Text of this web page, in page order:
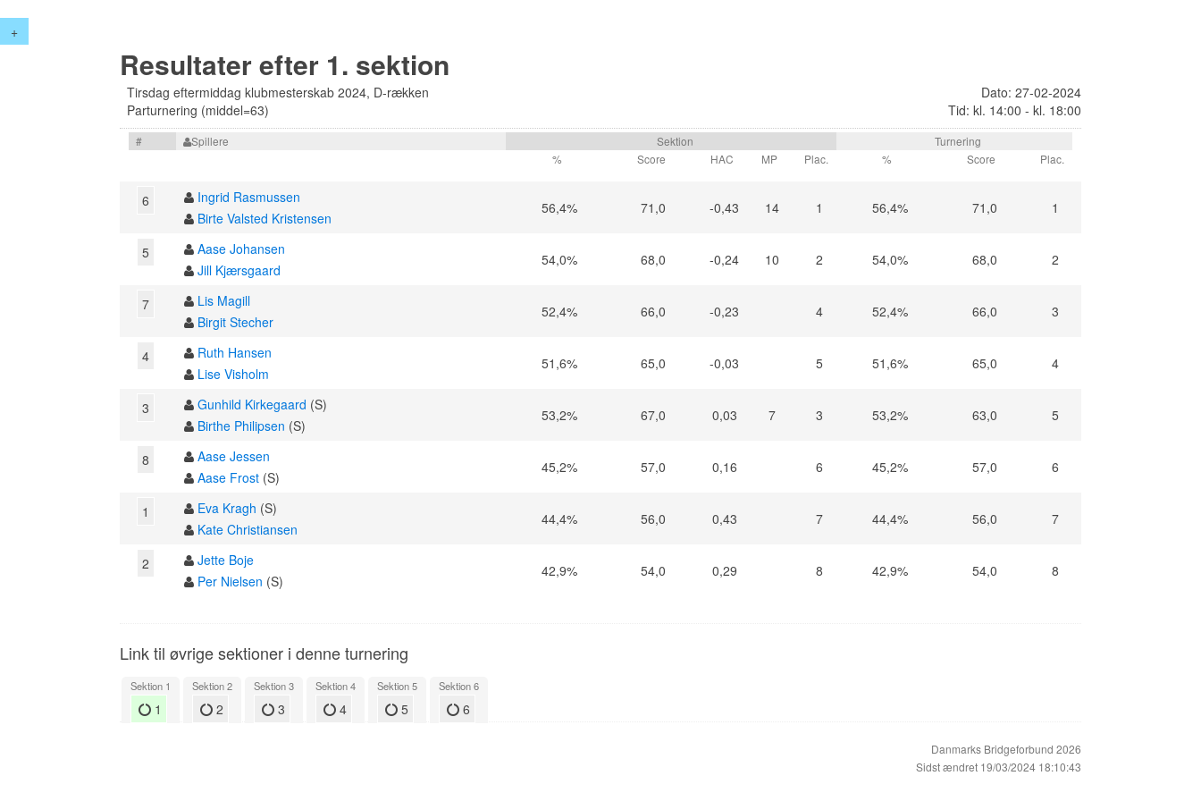
+
Resultater efter 1. sektion
Tirsdag eftermiddag klubmesterskab 2024, D-rækken
Parturnering (middel=63)
Dato: 27-02-2024
Tid: kl. 14:00 - kl. 18:00
# Spillere Sektion
Turnering
%
Score HAC MP Plac. % Score Plac.
6
Ingrid Rasmussen
Birte Valsted Kristensen
56,4% 71,0 -0,43 14 1 56,4% 71,0 1
5
Aase Johansen
Jill Kjærsgaard
54,0% 68,0 -0,24 10 2 54,0% 68,0 2
7
Lis Magill
Birgit Stecher
52,4% 66,0 -0,23 4 52,4% 66,0 3
4
Ruth Hansen
Lise Visholm
51,6% 65,0 -0,03 5 51,6% 65,0 4
3 Gunhild Kirkegaard (S)
Birthe Philipsen (S)
53,2% 67,0 0,03 7 3 53,2% 63,0 5
8
Aase Jessen
Aase Frost (S)
45,2% 57,0 0,16 6 45,2% 57,0 6
1 Eva Kragh (S)
Kate Christiansen
44,4% 56,0 0,43 7 44,4% 56,0 7
2
Jette Boje
Per Nielsen (S)
42,9% 54,0 0,29 8 42,9% 54,0 8
Link til øvrige sektioner i denne turnering
Sektion 1
1
Sektion 2
2
Sektion 3
3
Sektion 4
4
Sektion 5
5
Sektion 6
6
Danmarks Bridgeforbund 2026
Sidst ændret 19/03/2024 18:10:43